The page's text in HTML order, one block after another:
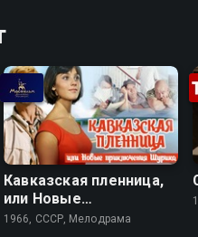
Кавказская пленница,
или Новые
приключения Шурика
1966, СССР, Мелодрама